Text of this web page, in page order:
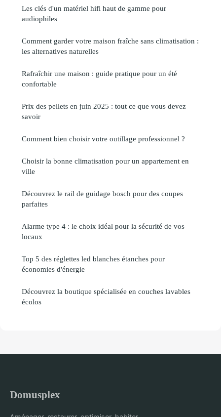
Les clés d'un matériel hifi haut de gamme pour
audiophiles
Comment garder votre maison fraîche sans climatisation :
les alternatives naturelles
Rafraîchir une maison : guide pratique pour un été
confortable
Prix des pellets en juin 2025 : tout ce que vous devez
savoir
Comment bien choisir votre outillage professionnel ?
Choisir la bonne climatisation pour un appartement en
ville
Découvrez le rail de guidage bosch pour des coupes
parfaites
Alarme type 4 : le choix idéal pour la sécurité de vos
locaux
Top 5 des réglettes led blanches étanches pour
économies d'énergie
Découvrez la boutique spécialisée en couches lavables
écolos
Domusplex